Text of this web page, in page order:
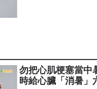
勿把心肌梗塞當
時給心臟「消暑」